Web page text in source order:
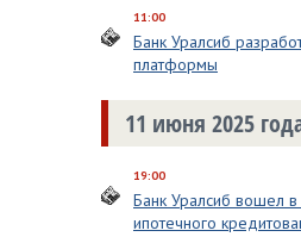
11:00
Банк Уралсиб
платформы
11 июня 2025
19:00
Банк Уралсиб вошел
ипотечного